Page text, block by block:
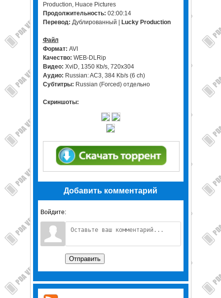
Production, Huace Pictures
Продолжительность: 02:00:14
Перевод: Дублированный | Lucky Production
Файл
Формат: AVI
Качество: WEB-DLRip
Видео: XviD, 1350 Кb/s, 720x304
Аудио: Russian: AC3, 384 Kb/s (6 ch)
Субтитры: Russian (Forced) отдельно
Скриншоты:
Добавить комментарий
Войдите:
Отправить